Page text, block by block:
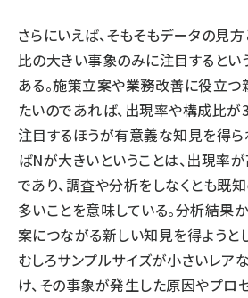
さらにいえば、そもそもデータの見
比の大きい事象のみに注目するとい
ある。施策立案や業務改善に役立
たいのであれば、出現率や構成比が
注目するほうが有意義な知見を得ら
ばNが大きいということは、出現率
であり、調査や分析をしなくとも既
多いことを意味している。分析結果
案につながる新しい知見を得ようと
むしろサンプルサイズが小さいレア
け、その事象が発生した原因やプロ